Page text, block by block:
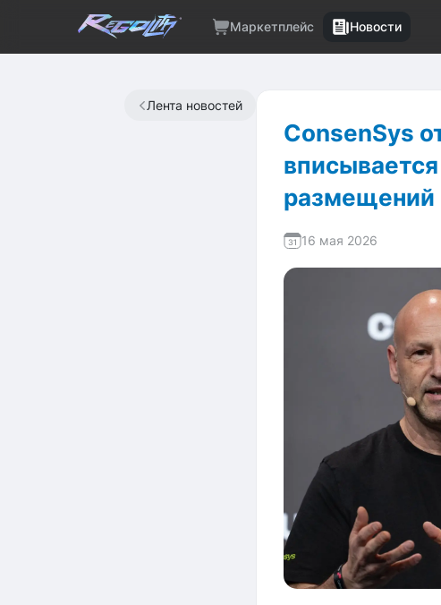
Маркетплейс Новости
Лента новостей
ConsenSys
размещений
16 мая 2026